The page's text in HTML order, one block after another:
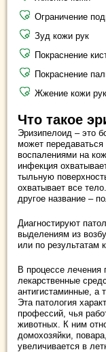
Ограничение
Зуд кожи рук
Покраснение
Покраснение
Жжение кожи рук
Что такое
Эризипелоид – это
может
воспалениями на
инфекция
тыльную
охватывает все
другое название –
Диагностируют
выделениям из
или по результатам
В процессе лечения
лекарственные
антигистаминные, а
Эта патология
профессий, чья
животных. К ним
домохозяйки,
увеличивается в